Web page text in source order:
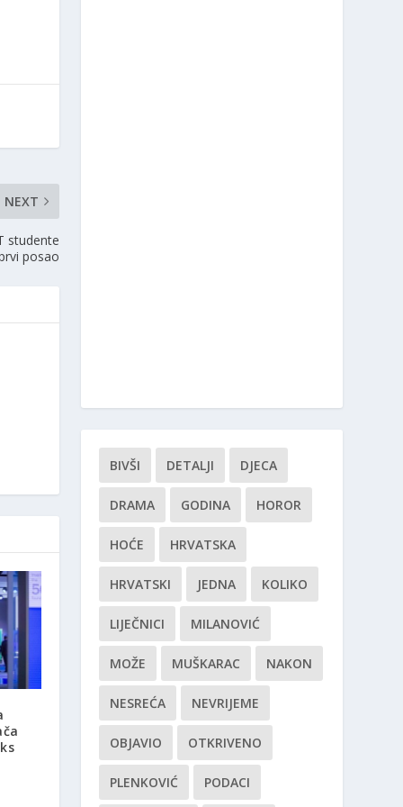
NEXT
studente
posao
BIVŠI DETALJI DJECA
DRAMA GODINA HOROR
HOĆE HRVATSKA
HRVATSKI JEDNA KOLIKO
LIJEČNICI MILANOVIĆ
MOŽE MUŠKARAC NAKON
NESREĆA NEVRIJEME
OBJAVIO OTKRIVENO
PLENKOVIĆ PODACI